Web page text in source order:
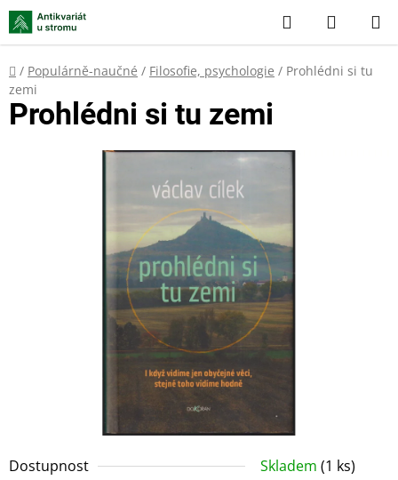
Přejít
na
obsah
Hledat
KOŠÍK
Domů
/ Populárně-naučné / Filosofie, psychologie / Prohlédni si tu
zemi
Dostupnost Skladem (1 ks)
Prohlédni si tu zemi